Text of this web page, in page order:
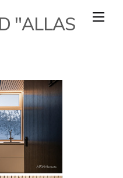
"ALLAS